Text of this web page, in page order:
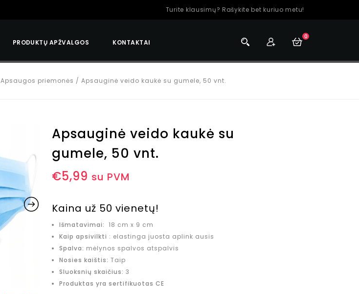
Turite klausimų? Rašykite bet kuriuo metu!
PRODUKTŲ APŽVALGOS KONTAKTAI
0
Apsaugos priemonės / Apsauginė veido kaukė su gumele, 50 vnt.
Apsauginė veido kaukė su
gumele, 50 vnt.
€5,99 su PVM
Kaina už 50 vienetų!
Išmatavimai: 18 cm x 9 cm
Kaip apsivilkti : elastinga juosta aplink ausis
Spalva: mėlynos spalvos atspalvis
Nosies kaištis: Taip
Sluoksnių skaičius: 3
Produktas yra sertifikuotas CE